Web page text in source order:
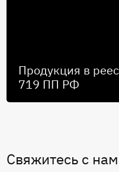
Продукция в
719 ПП РФ
Свяжитесь с